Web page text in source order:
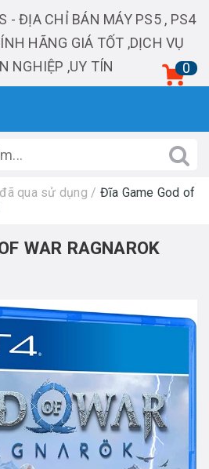
0
qua sử dụng / Đĩa Game God of
WAR RAGNAROK